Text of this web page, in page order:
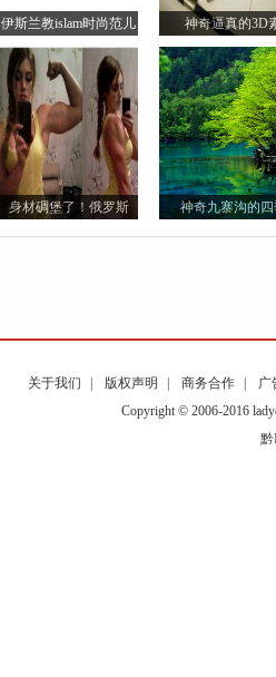
伊斯兰教islam时尚范儿 神奇逼真的3D
身材碉堡了！俄罗斯 神奇九寨沟的
关于我们 版权声明 商务合作
广
Copyright © 2006-2016
黔